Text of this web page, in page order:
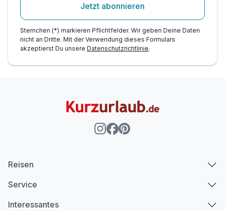
Jetzt abonnieren
Sternchen (*) markieren Pflichtfelder. Wir geben Deine Daten
nicht an Dritte. Mit der Verwendung dieses Formulars
akzeptierst Du unsere Datenschutzrichtlinie.
Reisen
Service
Interessantes